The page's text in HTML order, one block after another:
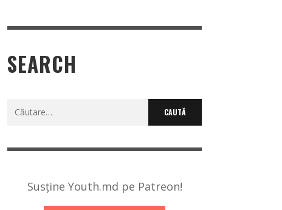
SEARCH
Caută
Susține Youth.md pe Patreon!